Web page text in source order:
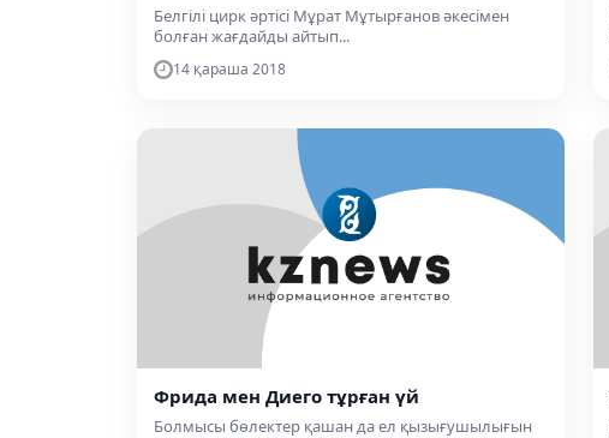
Белгілі цирк әртісі Мұрат Мұтырғанов әкесімен
болған жағдайды айтып...
14 қараша 2018
Фрида мен Диего тұрған үй
Болмысы бөлектер қашан да ел қызығушылығын